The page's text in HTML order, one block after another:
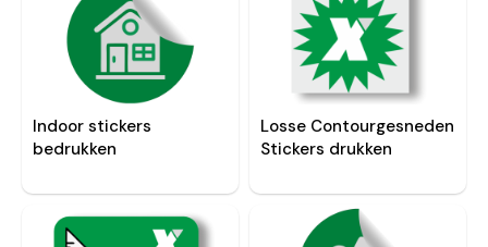
Indoor stickers
bedrukken
Losse Contourgesneden
Stickers drukken